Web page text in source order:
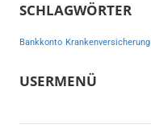
SCHLAGWÖRTER
Bankkonto Krankenversicherung
USERMENÜ